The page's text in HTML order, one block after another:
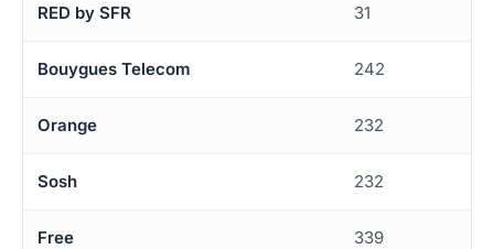
RED by SFR 31
Bouygues Telecom 242
Orange 232
Sosh 232
Free 339